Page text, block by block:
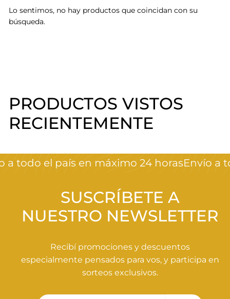
L
S
Lo sentimos, no hay productos que coincidan con su
búsqueda.
PRODUCTOS VISTOS
RECIENTEMENTE
a todo el país en máximo 24 horasEnvío a
SUSCRÍBETE A
NUESTRO NEWSLETTER
Recibí promociones y descuentos
especialmente pensados para vos, y participa en
sorteos exclusivos.